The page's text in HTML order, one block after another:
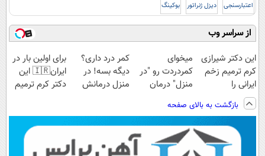
اعتبارسنجی دیزل ژنراتور بوکینگ
از سراسر وب
این دکتر شیرازی
کرم ترمیم زخم
ایرانی را
ساخت!!!
میخوای
کمردردت رو "در
منزل" درمان
◂پرسش‌نامه)
کمر درد داری؟
دیگه بسه! در
منزل درمانش
برای اولین بار در
ایران🇮🇷 این
دکتر کرم ترمیم
بازگشت به بالای صفحه